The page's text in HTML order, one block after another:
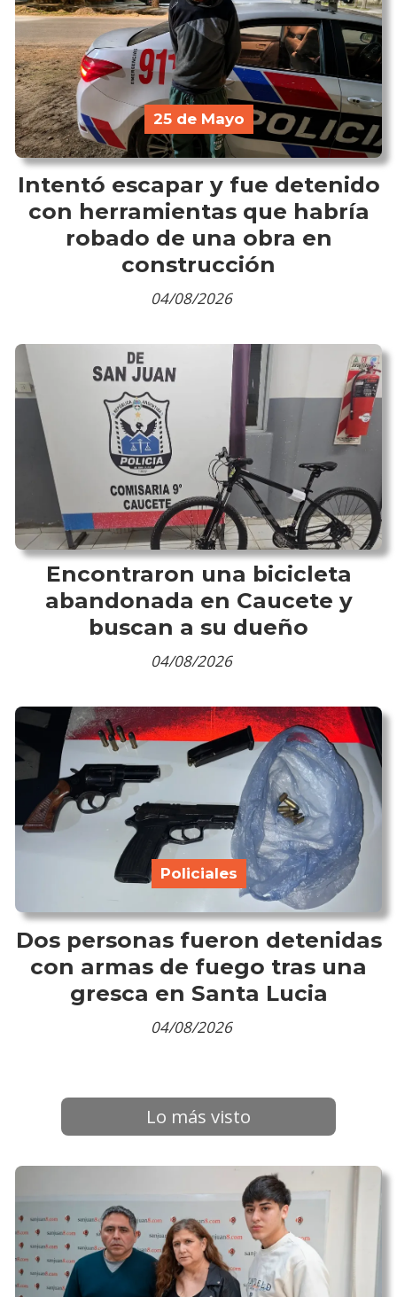
Intentó escapar y fue detenido
con herramientas que habría
robado de una obra en
construcción
25 de Mayo
04/08/2026
Encontraron una bicicleta
abandonada en Caucete y
buscan a su dueño
04/08/2026
Dos personas fueron detenidas
con armas de fuego tras una
gresca en Santa Lucia
Policiales
04/08/2026
Lo más visto